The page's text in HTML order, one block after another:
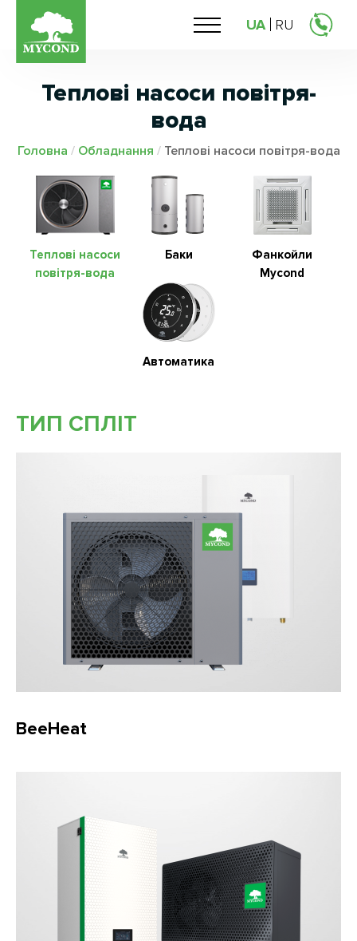
UA RU
Теплові насоси повітря-
вода
Головна / Обладнання / Теплові насоси повітря-вода
Теплові насоси
повітря-вода
Баки
Фанкойли
Mycond
Автоматика
ТИП СПЛІТ
BeeHeat